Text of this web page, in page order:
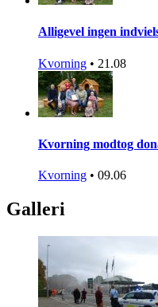
Alligevel ingen
Kvorning • 21.08
Kvorning modtog
Kvorning • 09.06
Galleri